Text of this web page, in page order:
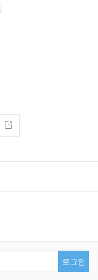
로그인